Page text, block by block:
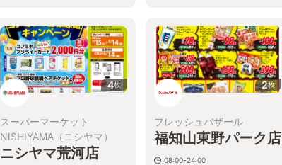
4枚
スーパーマーケット
NISHIYAMA（ニシヤマ）
ニシヤマ荒河店
2枚
フレッシュバザール
福知山東野パーク店
08:00-24:00